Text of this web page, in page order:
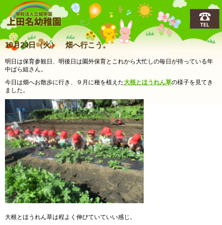
上田名(うえだな)幼稚園
10月24日（火） 畑へ行こう。
明日は保育参観日、明後日は園外保育とこれから大忙しの毎日が待っている年
中ばら組さん。
今日は畑へお散歩に行き、９月に種を植えた大根とほうれん草の様子を見てき
ました。
大根とほうれん草は程よく伸びていていい感じ。